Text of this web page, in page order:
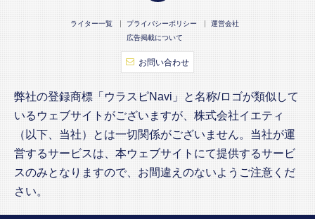
ライター一覧 プライバシーポリシー
運営会社
広告掲載について
お問い合わせ
弊社の登録商標「ウラスピNavi」と名称/ロゴが類似して
いるウェブサイトがございますが、株式会社イエティ
（以下、当社）とは一切関係がございません。当社が運
営するサービスは、本ウェブサイトにて提供するサービ
スのみとなりますので、お間違えのないようご注意くだ
さい。